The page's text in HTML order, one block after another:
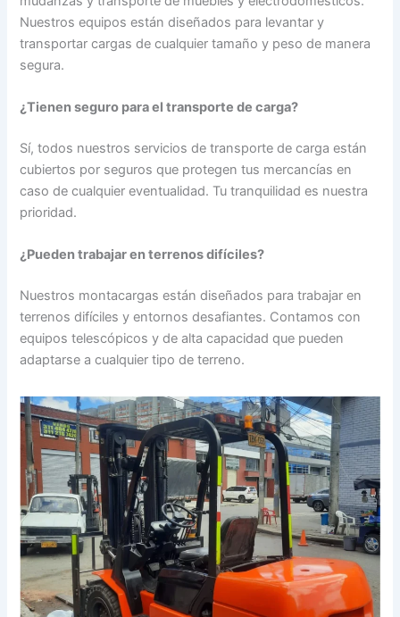
Nuestros equipos están diseñados para levantar y
transportar cargas de cualquier tamaño y peso de manera
segura.
¿Tienen seguro para el transporte de carga?
Sí, todos nuestros servicios de transporte de carga están
cubiertos por seguros que protegen tus mercancías en
caso de cualquier eventualidad. Tu tranquilidad es nuestra
prioridad.
¿Pueden trabajar en terrenos difíciles?
Nuestros montacargas están diseñados para trabajar en
terrenos difíciles y entornos desafiantes. Contamos con
equipos telescópicos y de alta capacidad que pueden
adaptarse a cualquier tipo de terreno.